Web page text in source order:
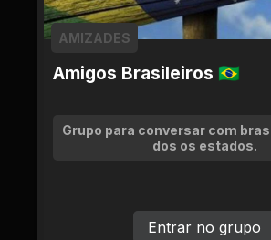
Amigos Brasileiros 🇧🇷
AMIZADES
Grupo para conversar com
dos os estados.
Entrar no grupo